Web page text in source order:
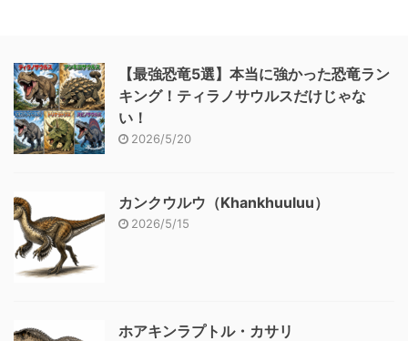
【最強恐竜5選】本当に強かった恐竜ラン
キング！ティラノサウルスだけじゃな
い！
2026/5/20
カンクウルウ（Khankhuuluu）
2026/5/15
ホアキンラプトル・カサリ